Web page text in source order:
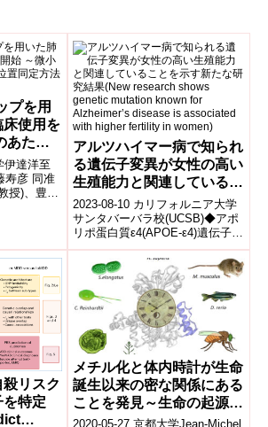
プを用
床使用を
あたら
方法～
達洋至
寿彦 同准
授)、豊洋
アルツハイマー病で知られ
る遺伝子変異が女性の高い
生殖能力と関連しているこ
とを示す新たな研究結果
(New research shows
genetic mutation known
for Alzheimer’s disease
is associated with higher
fertility in women)
2023-08-10 カリフォルニア大学
サンタバーバラ校(UCSB)◆アポ
リポ蛋白質ε4(APOE-ε4)遺伝子型
はアルツハイマー病や心血管疾
患リスクを増加させ...
リスク
特定
メチル化と体内時計が生命
誕生以来の密な関係にある
ことを発見～生命の起源に
学ぶヒト障害の新治療法～
2020-05-27 京都大学Jean-Michel